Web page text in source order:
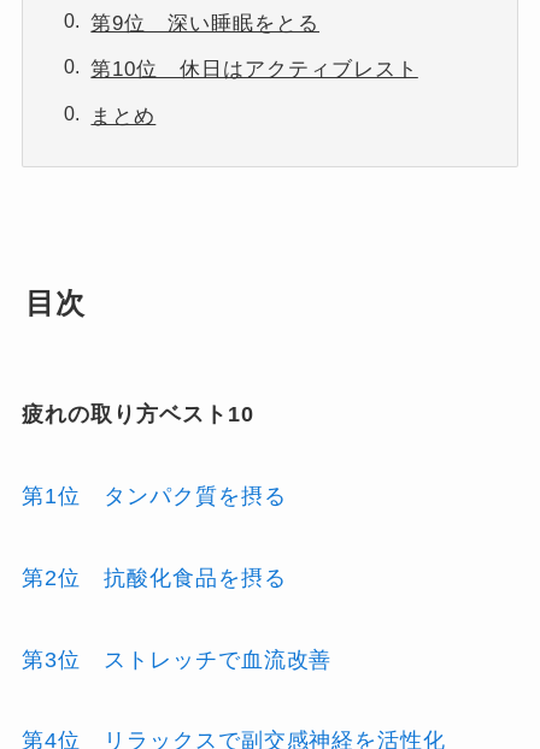
第9位 深い睡眠をとる
第10位 休日はアクティブレスト
まとめ
目次
疲れの取り方ベスト10
第1位 タンパク質を摂る
第2位 抗酸化食品を摂る
第3位 ストレッチで血流改善
第4位 リラックスで副交感神経を活性化